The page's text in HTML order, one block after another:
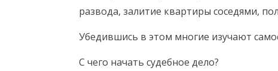
развода, залитие квартиры соседями,
Убедившись в этом многие изучают
С чего начать судебное дело?